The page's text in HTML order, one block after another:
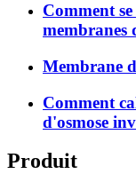
Comment
membranes
Membrane
Comment
d'osmose
Produit